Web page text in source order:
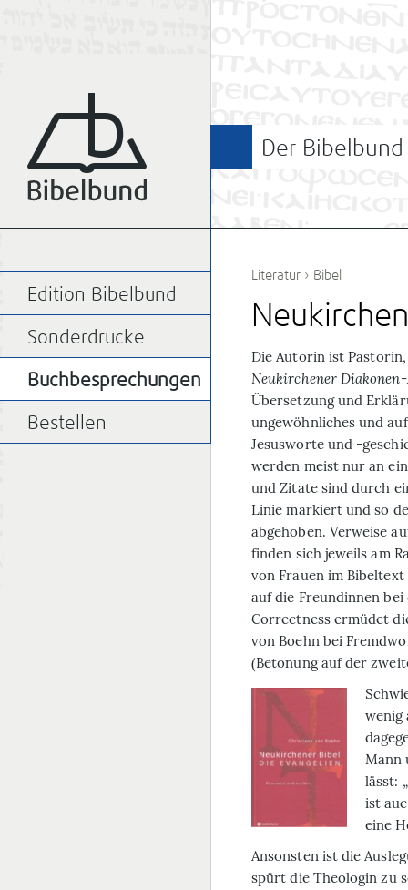
Der Bibelbund
Literatur › Bibel
Die Autorin ist
Neukirchener
Übersetzung und
ungewöhnliches und
Jesusworte und -
werden meist nur an
und Zitate sind durch
Linie markiert und so
abgehoben. Verweise
finden sich jeweils am
von Frauen im
auf die Freundinnen
Correctness ermüdet
von Boehn bei
(Betonung auf der
wenig
Mann
lässt:
ist
eine
Ansonsten ist die
spürt die Theologin zu
Edition Bibelbund
Sonderdrucke
Buchbesprechungen
Bestellen